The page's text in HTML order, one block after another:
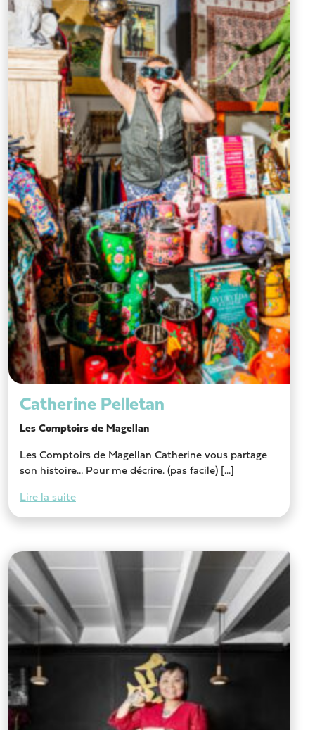
Catherine Pelletan
Les Comptoirs de Magellan
Les Comptoirs de Magellan Catherine vous partage
son histoire… Pour me décrire. (pas facile) [...]
Lire la suite